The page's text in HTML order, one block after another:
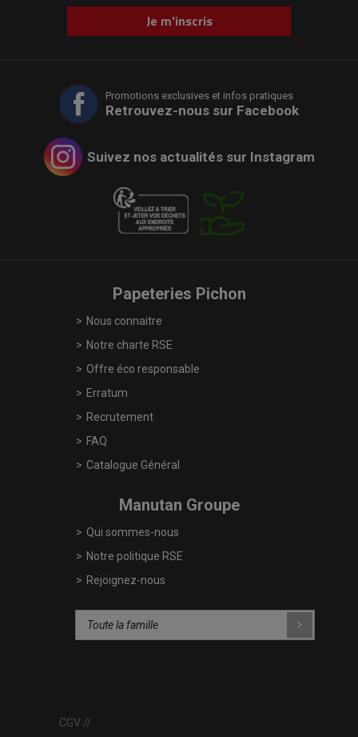
Je m'inscris
Promotions exclusives et infos pratiques
Retrouvez-nous sur Facebook
Suivez nos actualités sur Instagram
Papeteries Pichon
Nous connaitre
Notre charte RSE
Offre éco responsable
Erratum
Recrutement
FAQ
Catalogue Général
Manutan Groupe
Qui sommes-nous
Notre politique RSE
Rejoignez-nous
CGV